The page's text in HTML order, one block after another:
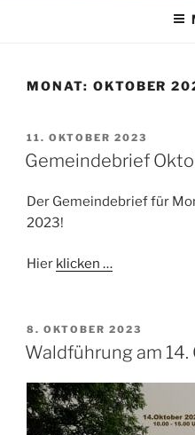
MONAT: OKTOBER
VERÖFFENTLICHT
AM
11. OKTOBER 2023
Gemeindebrief
Der Gemeindebrief für
2023!
Hier klicken …
VERÖFFENTLICHT
AM
8. OKTOBER 2023
Waldführung am 14.